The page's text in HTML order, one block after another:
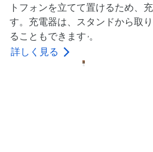
トフォンを立てて置けるため、
す。充電器は、スタンドから取
ることもできます ,。
詳しく見る